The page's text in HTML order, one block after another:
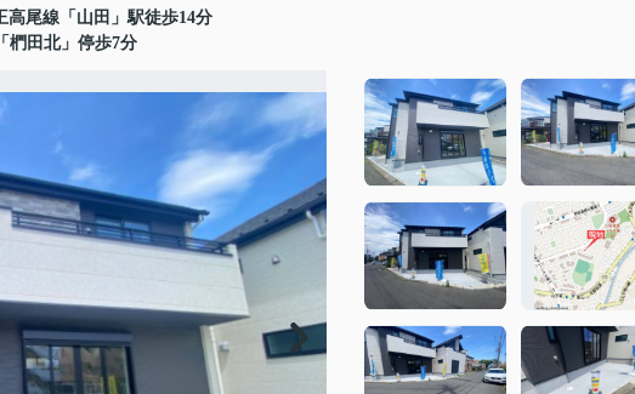
高尾線「山田」駅徒歩14分
椚田北」停歩7分